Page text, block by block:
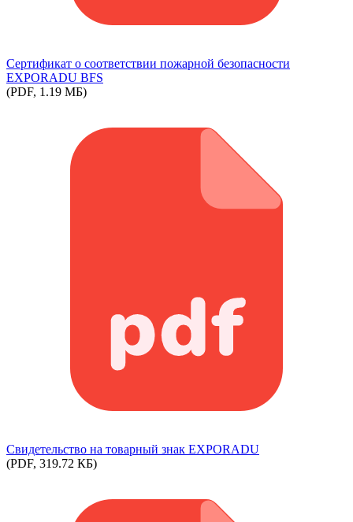
Сертификат о соответствии пожарной безопасности
EXPORADU BFS
(PDF, 1.19 МБ)
Свидетельство на товарный знак EXPORADU
(PDF, 319.72 КБ)